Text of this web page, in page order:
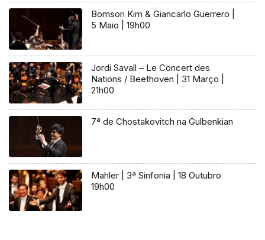
Bomsori Kim & Giancarlo Guerrero |
5 Maio | 19h00
Jordi Savall – Le Concert des
Nations / Beethoven | 31 Março |
21h00
7ª de Chostakovitch na Gulbenkian
Mahler | 3ª Sinfonia | 18 Outubro
19h00